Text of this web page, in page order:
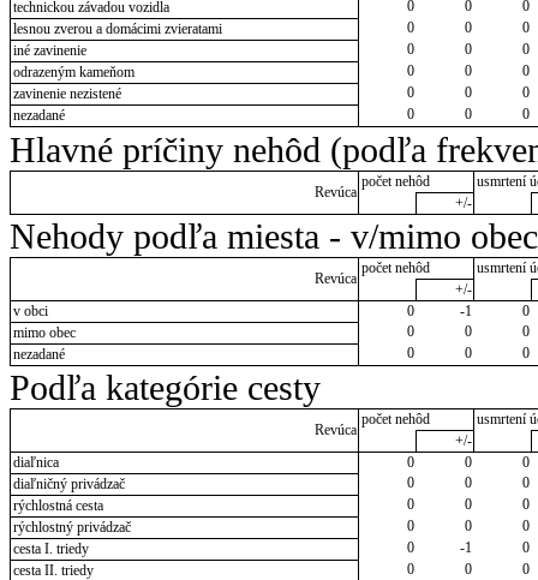
technickou závadou vozidla
0 0
0
lesnou zverou a domácimi zvieratami
0 0
0
iné zavinenie
0 0
0
odrazeným kameňom
0 0
0
zavinenie nezistené
0 0
0
nezadané
0 0 0
Hlavné príčiny nehôd (podľa
Revúca
počet nehôd
usmrtení
+/-
Nehody podľa miesta - v/mimo obec
Revúca
počet nehôd
usmrtení
+/-
v obci
0 -1
0
mimo obec
0 0
0
nezadané
0 0 0
Podľa kategórie cesty
Revúca
počet nehôd
usmrtení
+/-
diaľnica
0 0
0
diaľničný privádzač
0 0
0
rýchlostná cesta
0 0
0
rýchlostný privádzač
0 0
0
cesta I. triedy
0 -1
0
cesta II. triedy
0 0
0